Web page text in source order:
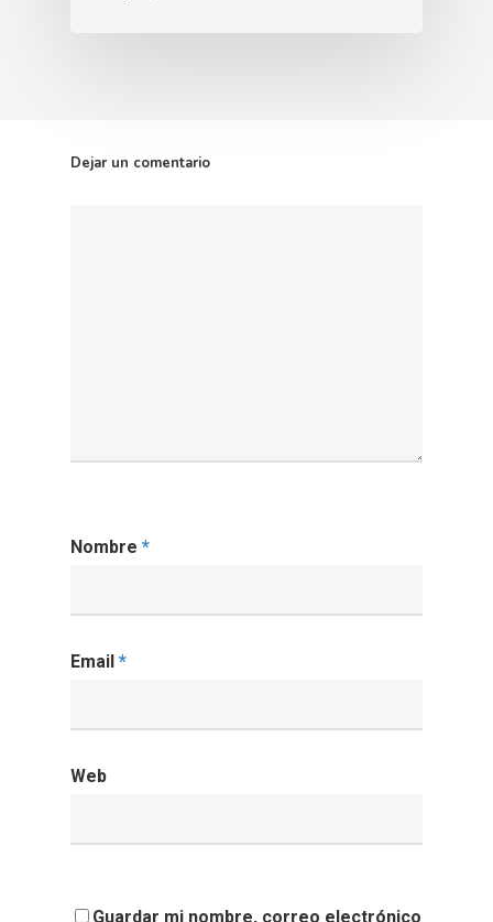
Dejar un comentario
Nombre *
Email *
Web
Guardar mi nombre, correo electrónico